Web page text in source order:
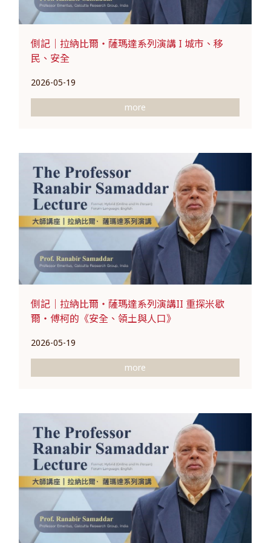
側記｜拉納比爾・薩瑪達系列演講 I 城市、移
民、安全
2026-05-19
more
側記｜拉納比爾・薩瑪達系列演講II 重探米歇
爾・傅柯的《安全、領土與人口》
2026-05-19
more